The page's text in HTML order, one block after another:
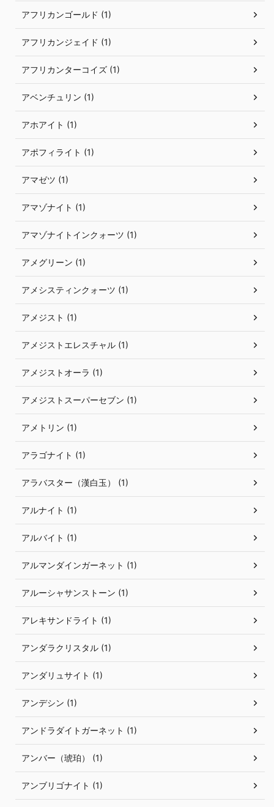
アフリカンゴールド (1)
アフリカンジェイド (1)
アフリカンターコイズ (1)
アベンチュリン (1)
アホアイト (1)
アポフィライト (1)
アマゼツ (1)
アマゾナイト (1)
アマゾナイトインクォーツ (1)
アメグリーン (1)
アメシスティンクォーツ (1)
アメジスト (1)
アメジストエレスチャル (1)
アメジストオーラ (1)
アメジストスーパーセブン (1)
アメトリン (1)
アラゴナイト (1)
アラバスター（漢白玉） (1)
アルナイト (1)
アルバイト (1)
アルマンダインガーネット (1)
アルーシャサンストーン (1)
アレキサンドライト (1)
アンダラクリスタル (1)
アンダリュサイト (1)
アンデシン (1)
アンドラダイトガーネット (1)
アンバー（琥珀） (1)
アンブリゴナイト (1)